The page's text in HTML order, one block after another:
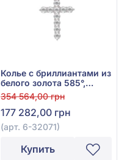
Колье с бриллиантами из
белого золота 585°,
бриллиант 1,59ct, арт. 6-
32071
354 564,00 грн
177 282,00 грн
(арт. 6-32071)
Купить